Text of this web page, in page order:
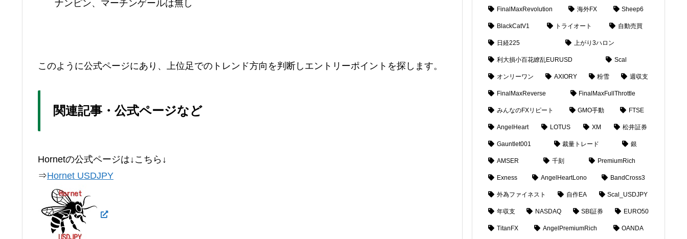
ナンピン、マーチンゲールは無し
このように公式ページにあり、上位足でのトレンド方向を判断しエントリーポイントを探します。
関連記事・公式ページなど
Hornetの公式ページは↓こちら↓
⇒Hornet USDJPY
FinalMaxRevolution 海外FX Sheep6
BlackCatV1 トライオート 自動売買
日経225 上がり3ハロン
利大損小百花繚乱EURUSD Scal
オンリーワン AXIORY 粉雪 週収支
FinalMaxReverse FinalMaxFullThrottle
みんなのFXリピート GMO手動 FTSE
AngelHeart LOTUS XM 松井証券
Gauntlet001 裁量トレード 銀
AMSER 千刻 PremiumRich
Exness AngelHeartLono BandCross3
外為ファイネスト 自作EA Scal_USDJPY
年収支 NASDAQ SBI証券 EURO50
TitanFX AngelPremiumRich OANDA